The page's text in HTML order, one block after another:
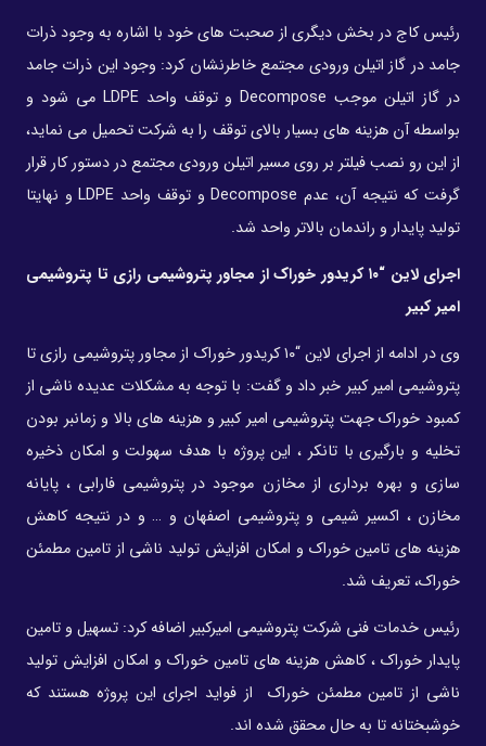
رئیس کاج در بخش دیگری از صحبت های خود با اشاره به وجود ذرات
جامد در گاز اتیلن ورودی مجتمع خاطرنشان کرد: وجود این ذرات جامد
در گاز اتیلن موجب Decompose و توقف واحد LDPE می شود و
بواسطه آن هزینه های بسیار بالای توقف را به شرکت تحمیل می نماید،
از این رو نصب فیلتر بر روی مسیر اتیلن ورودی مجتمع در دستور کار قرار
گرفت که نتیجه آن، عدم Decompose و توقف واحد LDPE و نهایتا
تولید پایدار و راندمان بالاتر واحد شد.
اجرای لاین “۱۰ کریدور خوراک از مجاور پتروشیمی رازی تا پتروشیمی
امیر کبیر
وی در ادامه از
اجرای لاین “۱۰ کریدور خوراک از مجاور پتروشیمی رازی تا
پتروشیمی امیر کبیر خبر داد و گفت: با توجه به مشکلات عدیده ناشی از
کمبود خوراک جهت پتروشیمی امیر کبیر و هزینه های بالا و زمانبر بودن
تخلیه و بارگیری با تانکر ، این پروژه با هدف سهولت و امکان ذخیره
سازی و بهره برداری از مخازن موجود در پتروشیمی فارابی ، پایانه
مخازن ، اکسیر شیمی و پتروشیمی اصفهان و … و در نتیجه کاهش
هزینه های تامین خوراک و امکان افزایش تولید ناشی از تامین مطمئن
خوراک، تعریف شد.
رئیس خدمات فنی شرکت پتروشیمی امیرکبیر اضافه کرد: تسهیل و تامین
پایدار خوراک ، کاهش هزینه های تامین خوراک و امکان افزایش تولید
ناشی از تامین مطمئن خوراک از فواید اجرای این پروژه هستند که
خوشبختانه تا به حال محقق شده اند.